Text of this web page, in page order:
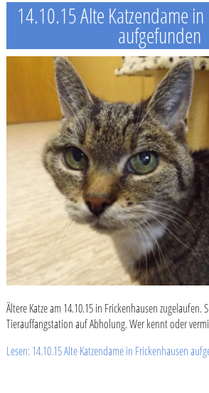
14.10.15 Alte Katzendame
aufgefunden
Ältere Katze am 14.10.15 in Frickenhausen
Tierauffangstation auf Abholung. Wer kennt oder
Lesen: 14.10.15 Alte Katzendame in Frickenhausen